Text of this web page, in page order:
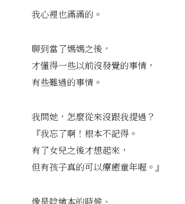
我心裡也滿滿的。
聊到當了媽媽之後，
才懂得一些以前沒發覺的事情，
有些難過的事情。
我問她，怎麼從來沒跟我提過？
『我忘了啊！根本不記得。
有了女兒之後才想起來，
但有孩子真的可以療癒童年喔。』
像是唸繪本的時候、